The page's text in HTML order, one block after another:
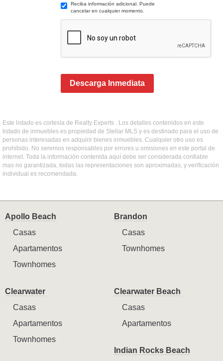
Reciba información adicional. Puede
cancelar en cualquier momento.
Descarga Inmediata
Este listado es cortesía de Realty Experts . Los detalles contenidos en este
listado de inmuebles es propiedad de Stellar MLS y es destinado para el uso de
personas interesadas en adquirir bienes inmuebles. Cualquier otro uso es
prohibido. No seremos responsables por errores u omisiones en este portal de
internet. Toda la información contenida aquí debe ser considerada confiable
mas no garantizada, todas las representaciones son aproximadas, y verificación
individual es recomendada.
Apollo Beach
Casas
Apartamentos
Townhomes
Brandon
Casas
Townhomes
Clearwater
Casas
Apartamentos
Townhomes
Clearwater Beach
Casas
Apartamentos
Indian Rocks Beach